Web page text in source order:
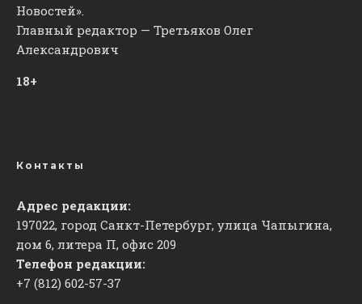
Новостей».
Главный редактор — Третьяков Олег
Александрович
18+
Контакты
Адрес редакции:
197022, город Санкт-Петербург, улица Чапыгина,
дом 6, литера П, офис 209
Телефон редакции:
+7 (812) 602-57-37